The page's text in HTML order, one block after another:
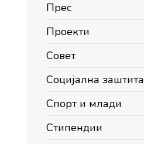
Прес
Проекти
Совет
Социјална заштита
Спорт и млади
Стипендии